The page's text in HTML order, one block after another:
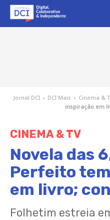
Jornal DCI › DCI Mais › Cinema &
inspiração em
CINEMA & TV
Novela das
Perfeito
em livro;
Folhetim estreia